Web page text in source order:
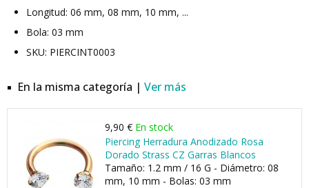
Longitud: 06 mm, 08 mm, 10 mm, ...
Bola: 03 mm
SKU: PIERCINT0003
En la misma categoría | Ver más
9,90 € En stock
Piercing Herradura Anodizado Rosa
Dorado Strass CZ Garras Blancos
Tamaño: 1.2 mm / 16 G - Diámetro: 08
mm, 10 mm - Bolas: 03 mm